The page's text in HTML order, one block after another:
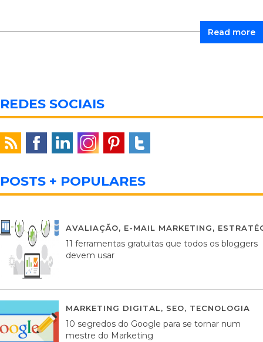
Read more
REDES SOCIAIS
POSTS + POPULARES
AVALIAÇÃO, E-MAIL MARKETING,
11 ferramentas gratuitas que todos os bloggers
devem usar
MARKETING DIGITAL, SEO, TECNOLOGIA
10 segredos do Google para se tornar num
mestre do Marketing